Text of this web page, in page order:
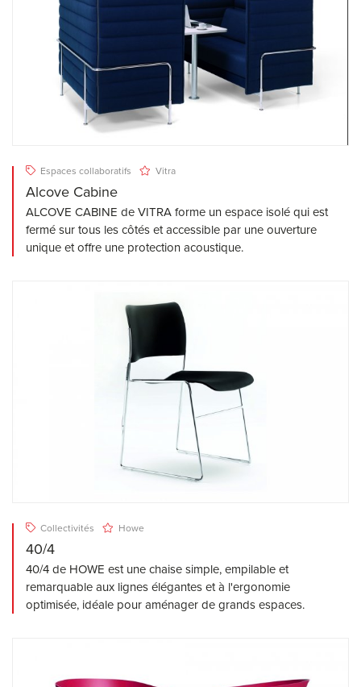
Espaces collaboratifs Vitra
Alcove Cabine
ALCOVE CABINE de VITRA forme un espace isolé qui est
fermé sur tous les côtés et accessible par une ouverture
unique et offre une protection acoustique.
Collectivités Howe
40/4
40/4 de HOWE est une chaise simple, empilable et
remarquable aux lignes élégantes et à l'ergonomie
optimisée, idéale pour aménager de grands espaces.